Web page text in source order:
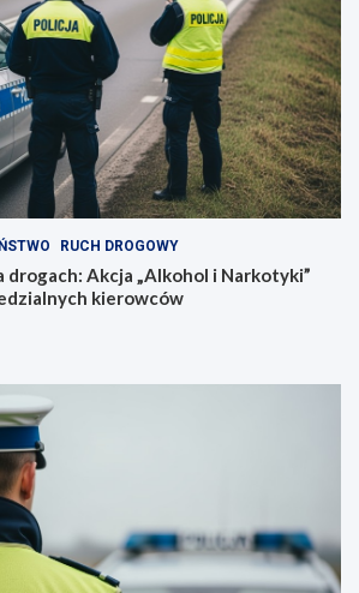
RUCH DROGOWY
Akcja „Alkohol i Narkotyki”
kierowców